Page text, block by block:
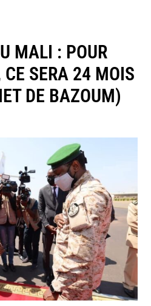
MALI : POUR
SERA 24 MOIS
DE BAZOUM)